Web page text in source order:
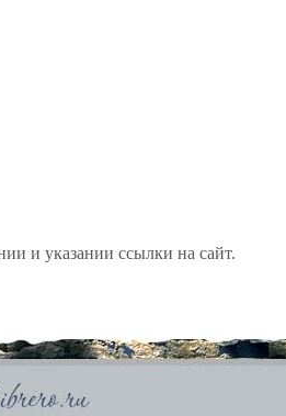
и указании ссылки на сайт.